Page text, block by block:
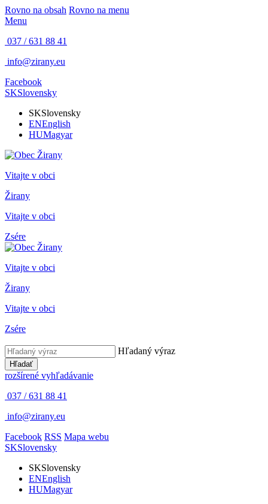
Rovno na obsah Rovno na menu
Menu
037 / 631 88 41
info@zirany.eu
Facebook
SKSlovensky
SKSlovensky
ENEnglish
HUMagyar
Vitajte v obci
Žirany
Vitajte v obci
Zsére
Vitajte v obci
Žirany
Vitajte v obci
Zsére
Hľadaný výraz
Hľadať
rozšírené vyhľadávanie
037 / 631 88 41
info@zirany.eu
Facebook RSS Mapa webu
SKSlovensky
SKSlovensky
ENEnglish
HUMagyar